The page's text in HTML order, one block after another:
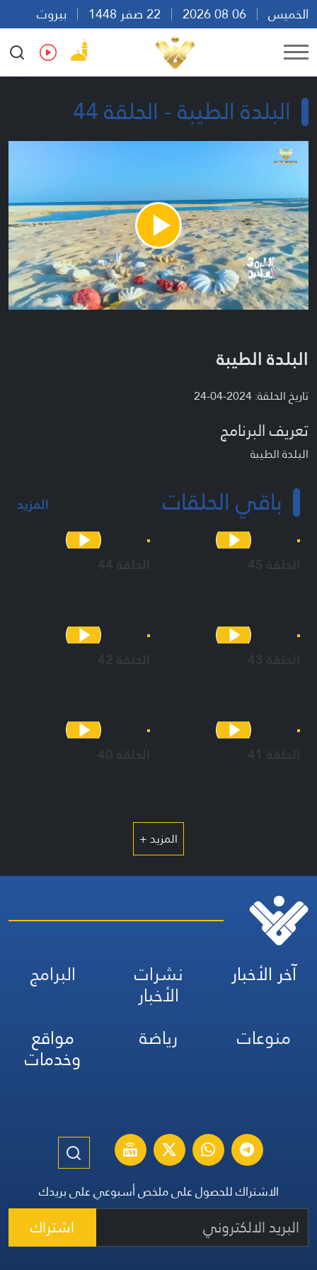
الخميس
بيروت
10:33
Ar En Fr Es
البلدة الطيبة - الحلقة 44
Play
Video
البلدة الطيبة
تاريخ الحلقة: 2024-04-24
تعريف البرنامج
البلدة الطيبة
باقي الحلقات المزيد
الحلقة 45 الحلقة 44
الحلقة 43 الحلقة 42
الحلقة 41 الحلقة 40
المزيد +
آخر الأخبار نشرات
الأخبار
البرامج
منوعات
رياضة مواقع
وخدمات
الاشتراك للحصول على ملخص أسبوعي على بريدك
اشتراك